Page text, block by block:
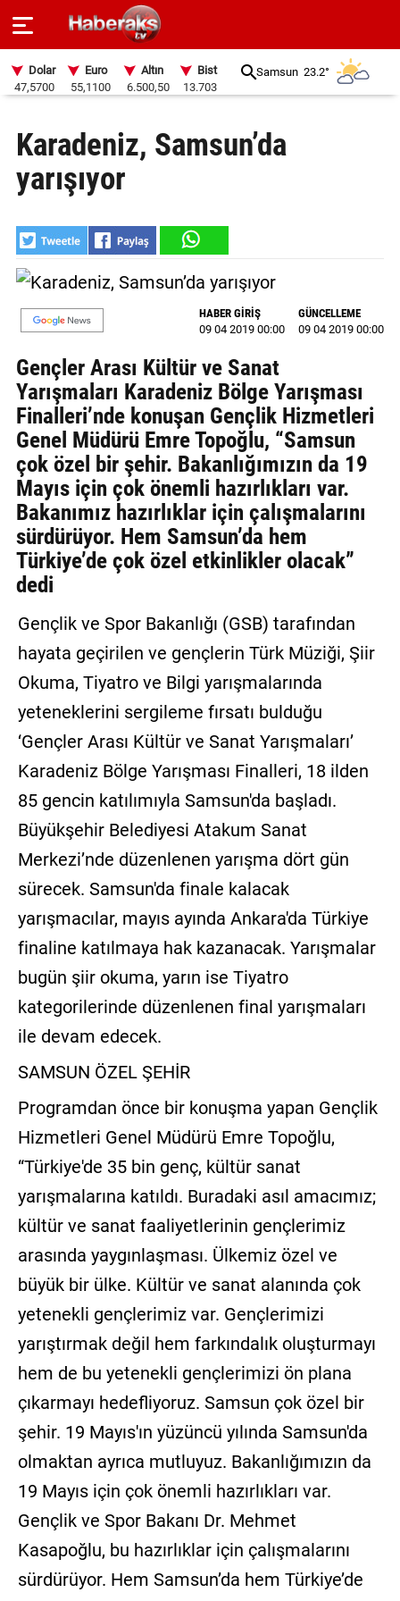
SPOR
YAŞAM
EKONOMİ
BELEDİYELER
SAĞLIK
EĞİTİM
GALERİ
VİDEO
YAZARLAR
BİZE
ULAŞIN
Künye
İletişim
Gizlilik
Sözleşmesi
Kullanıcı
Sözleşmesi
Dolar
47,5700
Euro
55,1100
Altın
6.500,50
Bist
13.703
Samsun 23.2°
Karadeniz, Samsun’da
yarışıyor
HABER GİRİŞ
09 04 2019 00:00
GÜNCELLEME
09 04 2019 00:00
Gençler Arası Kültür ve Sanat
Yarışmaları Karadeniz Bölge Yarışması
Finalleri’nde konuşan Gençlik Hizmetleri
Genel Müdürü Emre Topoğlu, “Samsun
çok özel bir şehir. Bakanlığımızın da 19
Mayıs için çok önemli hazırlıkları var.
Bakanımız hazırlıklar için çalışmalarını
sürdürüyor. Hem Samsun’da hem
Türkiye’de çok özel etkinlikler olacak”
dedi
Gençlik ve Spor Bakanlığı (GSB) tarafından
hayata geçirilen ve gençlerin Türk Müziği, Şiir
Okuma, Tiyatro ve Bilgi yarışmalarında
yeteneklerini sergileme fırsatı bulduğu
‘Gençler Arası Kültür ve Sanat Yarışmaları’
Karadeniz Bölge Yarışması Finalleri, 18 ilden
85 gencin katılımıyla Samsun'da başladı.
Büyükşehir Belediyesi Atakum Sanat
Merkezi’nde düzenlenen yarışma dört gün
sürecek. Samsun'da finale kalacak
yarışmacılar, mayıs ayında Ankara'da Türkiye
finaline katılmaya hak kazanacak. Yarışmalar
bugün şiir okuma, yarın ise Tiyatro
kategorilerinde düzenlenen final yarışmaları
ile devam edecek.
SAMSUN ÖZEL ŞEHİR
Programdan önce bir konuşma yapan Gençlik
Hizmetleri Genel Müdürü Emre Topoğlu,
“Türkiye'de 35 bin genç, kültür sanat
yarışmalarına katıldı. Buradaki asıl amacımız;
kültür ve sanat faaliyetlerinin gençlerimiz
arasında yaygınlaşması. Ülkemiz özel ve
büyük bir ülke. Kültür ve sanat alanında çok
yetenekli gençlerimiz var. Gençlerimizi
yarıştırmak değil hem farkındalık oluşturmayı
hem de bu yetenekli gençlerimizi ön plana
çıkarmayı hedefliyoruz. Samsun çok özel bir
şehir. 19 Mayıs'ın yüzüncü yılında Samsun'da
olmaktan ayrıca mutluyuz. Bakanlığımızın da
19 Mayıs için çok önemli hazırlıkları var.
Gençlik ve Spor Bakanı Dr. Mehmet
Kasapoğlu, bu hazırlıklar için çalışmalarını
sürdürüyor. Hem Samsun’da hem Türkiye’de